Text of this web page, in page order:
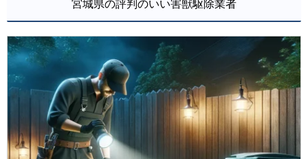
宮城県の評判のいい害獣駆除業者